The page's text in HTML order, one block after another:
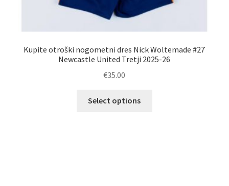
Kupite otroški nogometni dres Nick Woltemade #27
Newcastle United Tretji 2025-26
€35.00
Select options